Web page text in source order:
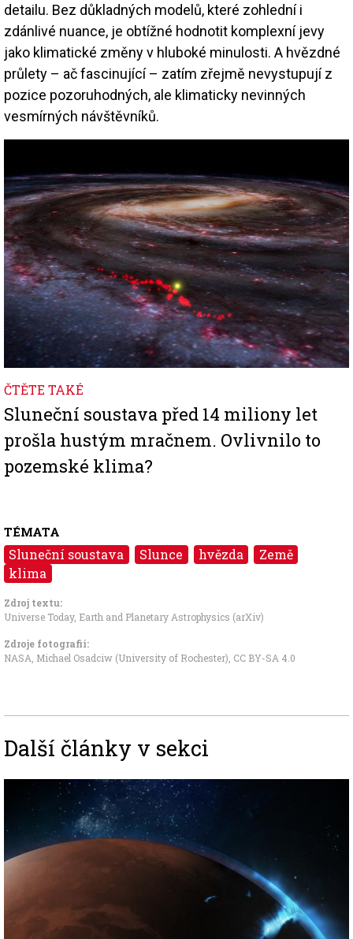
detailu. Bez důkladných modelů, které zohlední i
zdánlivé nuance, je obtížné hodnotit komplexní jevy
jako klimatické změny v hluboké minulosti. A hvězdné
průlety – ač fascinující – zatím zřejmě nevystupují z
pozice pozoruhodných, ale klimaticky nevinných
vesmírných návštěvníků.
ČTĚTE TAKÉ
Sluneční soustava před 14 miliony let
prošla hustým mračnem. Ovlivnilo to
pozemské klima?
TÉMATA
Sluneční soustava Slunce hvězda
Země
klima
Zdroj textu:
Universe Today, Earth and Planetary Astrophysics (arXiv)
Zdroje fotografii:
NASA, Michael Osadciw (University of Rochester) CC BY-SA 4.0
Další články v sekci
Image